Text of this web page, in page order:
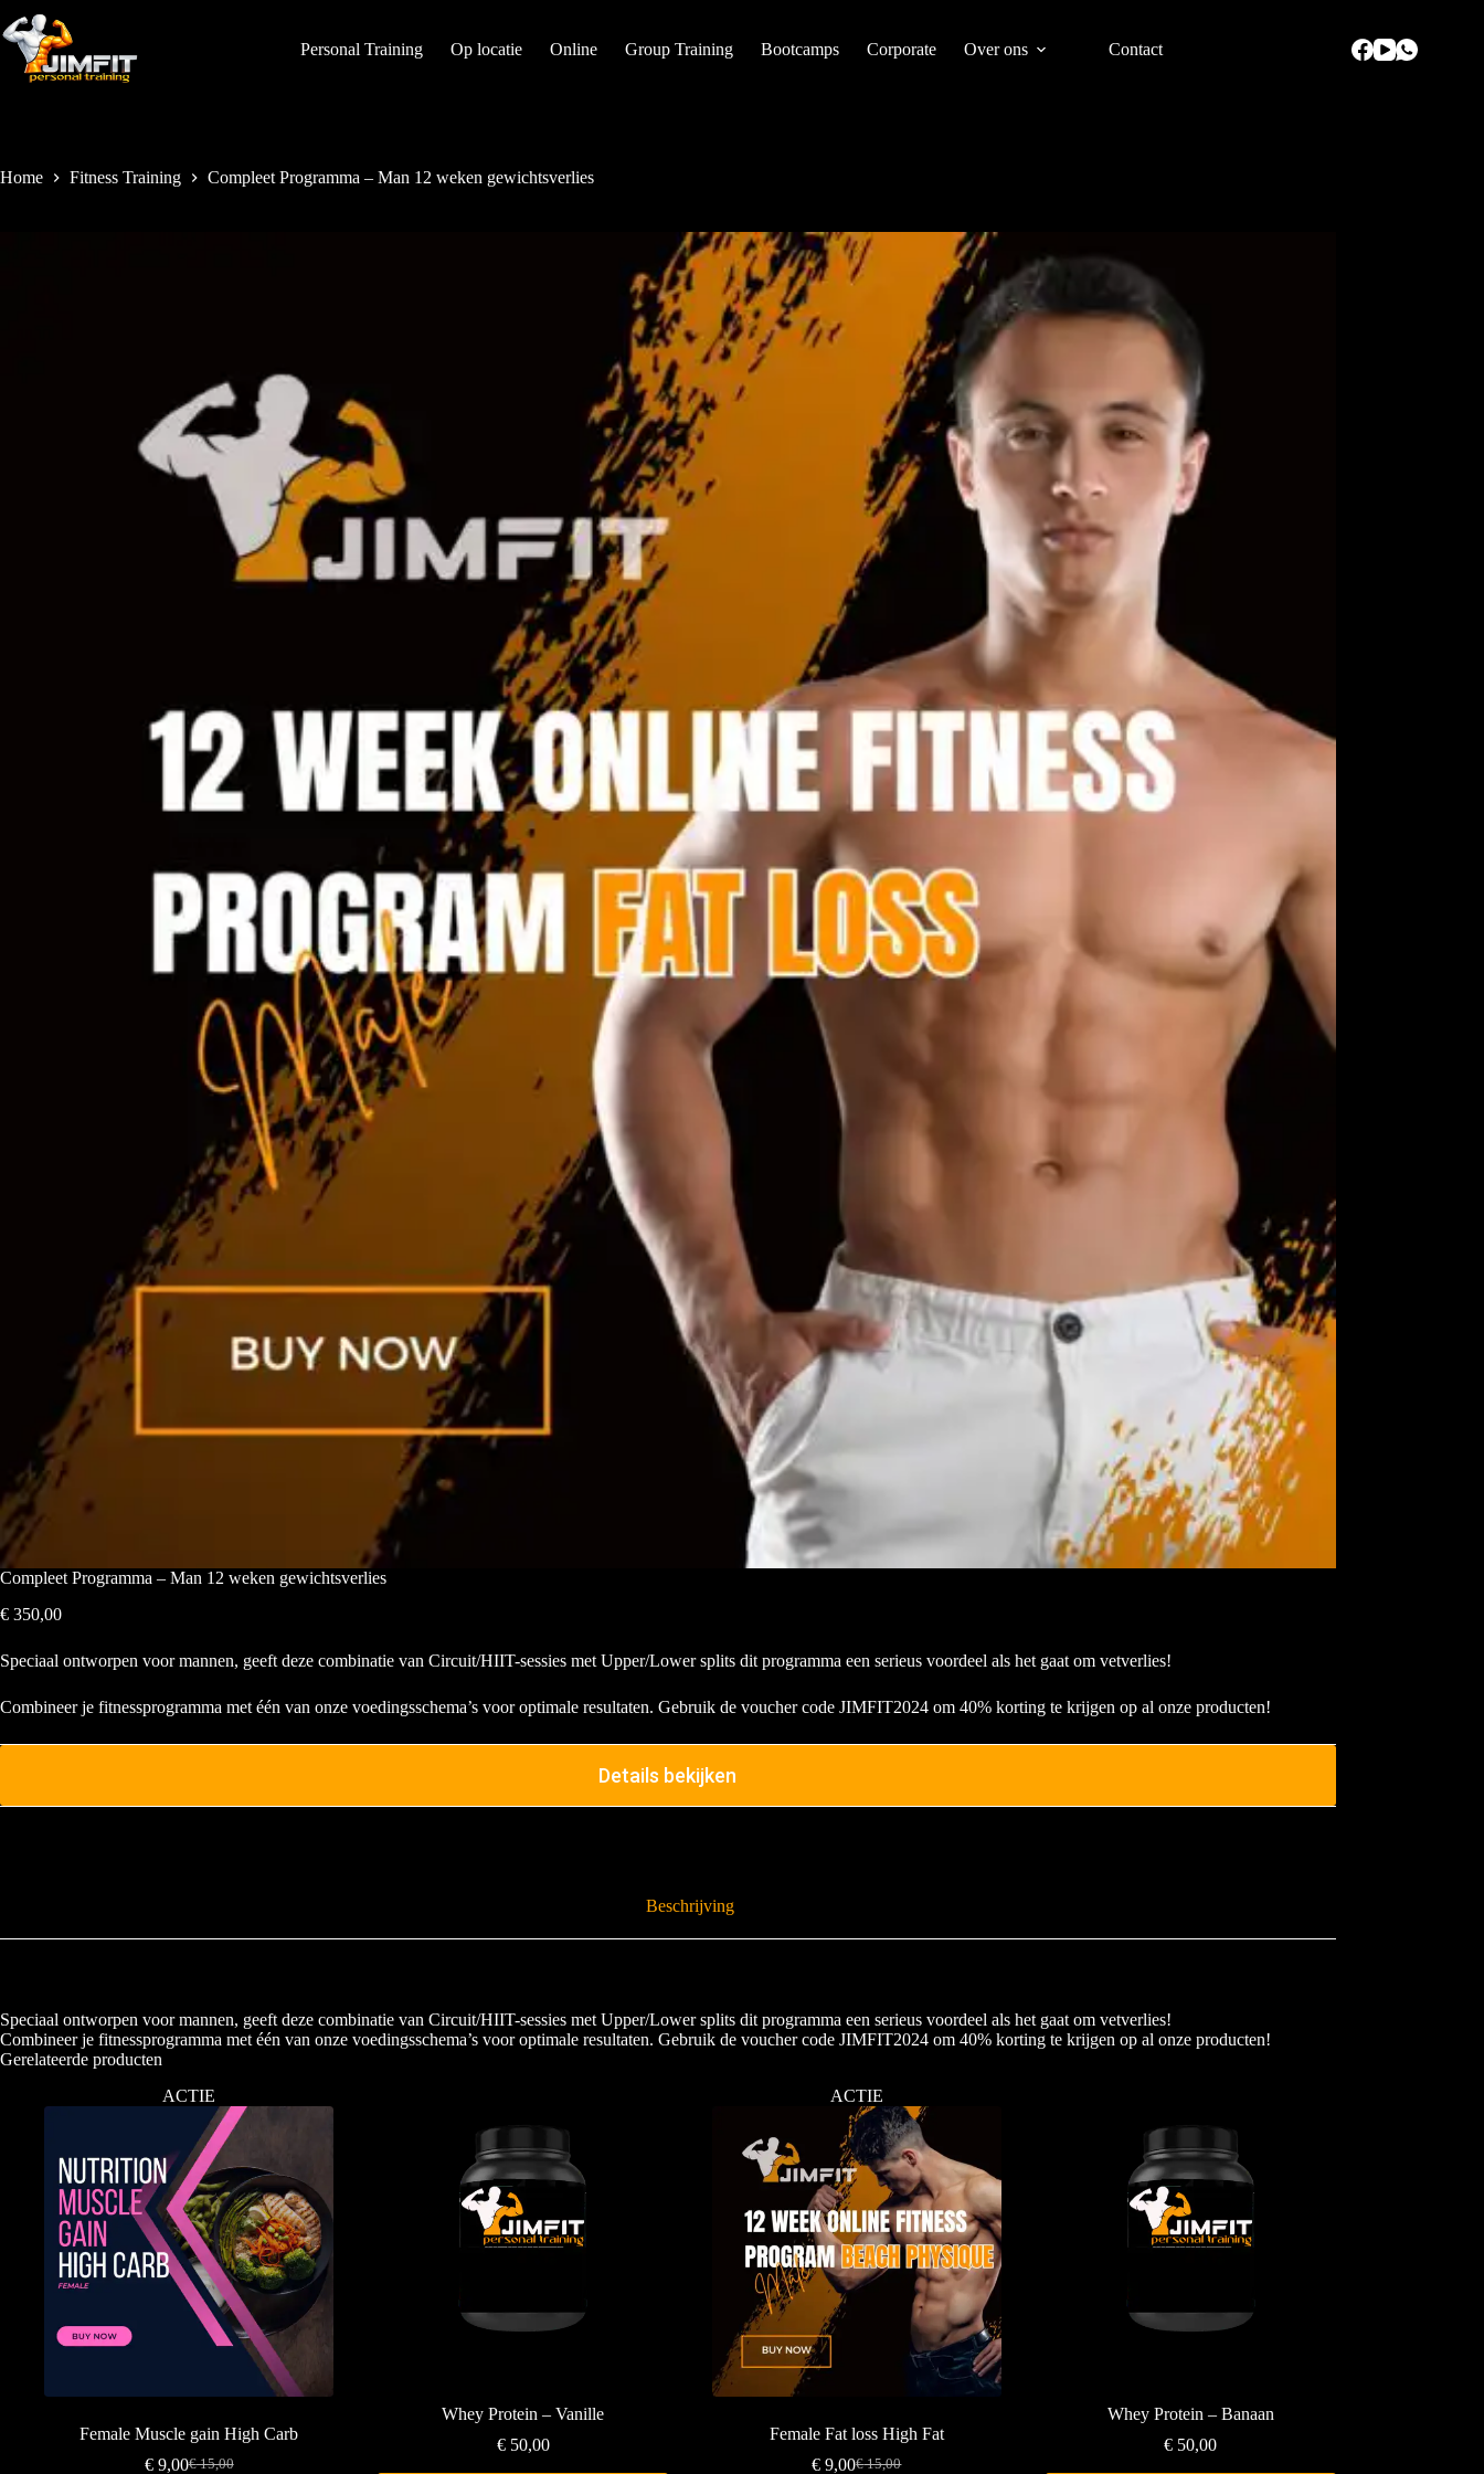
Personal Training Op locatie Online Group Training Bootcamps Corporate Over ons Contact
Home Fitness Training Compleet Programma – Man 12 weken gewichtsverlies
Compleet Programma – Man 12 weken gewichtsverlies
€ 350,00
Speciaal ontworpen voor mannen, geeft deze combinatie van Circuit/HIIT-sessies met Upper/Lower splits dit programma een serieus voordeel als het gaat om vetverlies!
Combineer je fitnessprogramma met één van onze voedingsschema’s voor optimale resultaten. Gebruik de voucher code JIMFIT2024 om 40% korting te krijgen op al onze producten!
Details bekijken
Beschrijving
Speciaal ontworpen voor mannen, geeft deze combinatie van Circuit/HIIT-sessies met Upper/Lower splits dit programma een serieus voordeel als het gaat om vetverlies!
Combineer je fitnessprogramma met één van onze voedingsschema’s voor optimale resultaten. Gebruik de voucher code JIMFIT2024 om 40% korting te krijgen op al onze producten!
Gerelateerde producten
ACTIE
Female Muscle gain High Carb
€15,00
€9,00
Whey Protein – Vanille
€50,00
ACTIE
Female Fat loss High Fat
€15,00
€ 9,00
Whey Protein – Banaan
€ 50,00